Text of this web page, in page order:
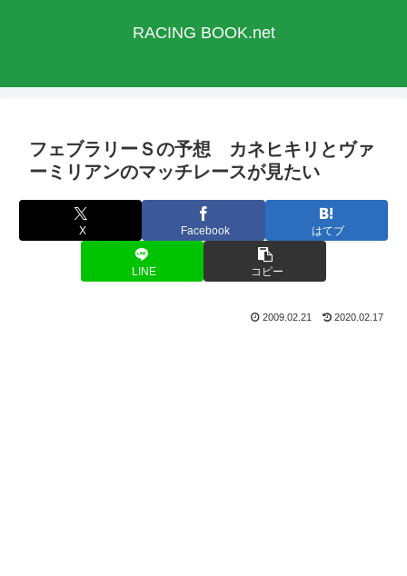
RACING BOOK.net
フェブラリーＳの予想 カネヒキリとヴァ
ーミリアンのマッチレースが見たい
X Facebook はてブ
LINE コピー
2009.02.21 2020.02.17